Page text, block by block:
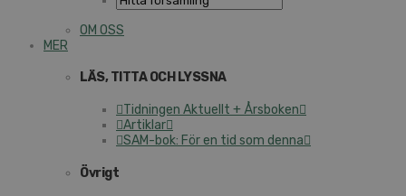
OM OSS
MER
LÄS, TITTA OCH LYSSNA
Tidningen Aktuellt + Årsboken
Artiklar
SAM-bok: För en tid som denna
Övrigt